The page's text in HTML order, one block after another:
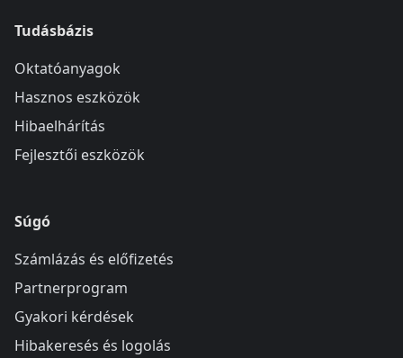
Tudásbázis
Oktatóanyagok
Hasznos eszközök
Hibaelhárítás
Fejlesztői eszközök
Súgó
Számlázás és előfizetés
Partnerprogram
Gyakori kérdések
Hibakeresés és logolás